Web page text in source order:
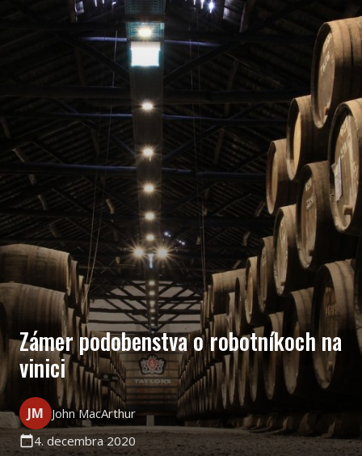
Zámer podobenstva o robotníkoch na
vinici
JM John MacArthur
calendar_today4. decembra 2020